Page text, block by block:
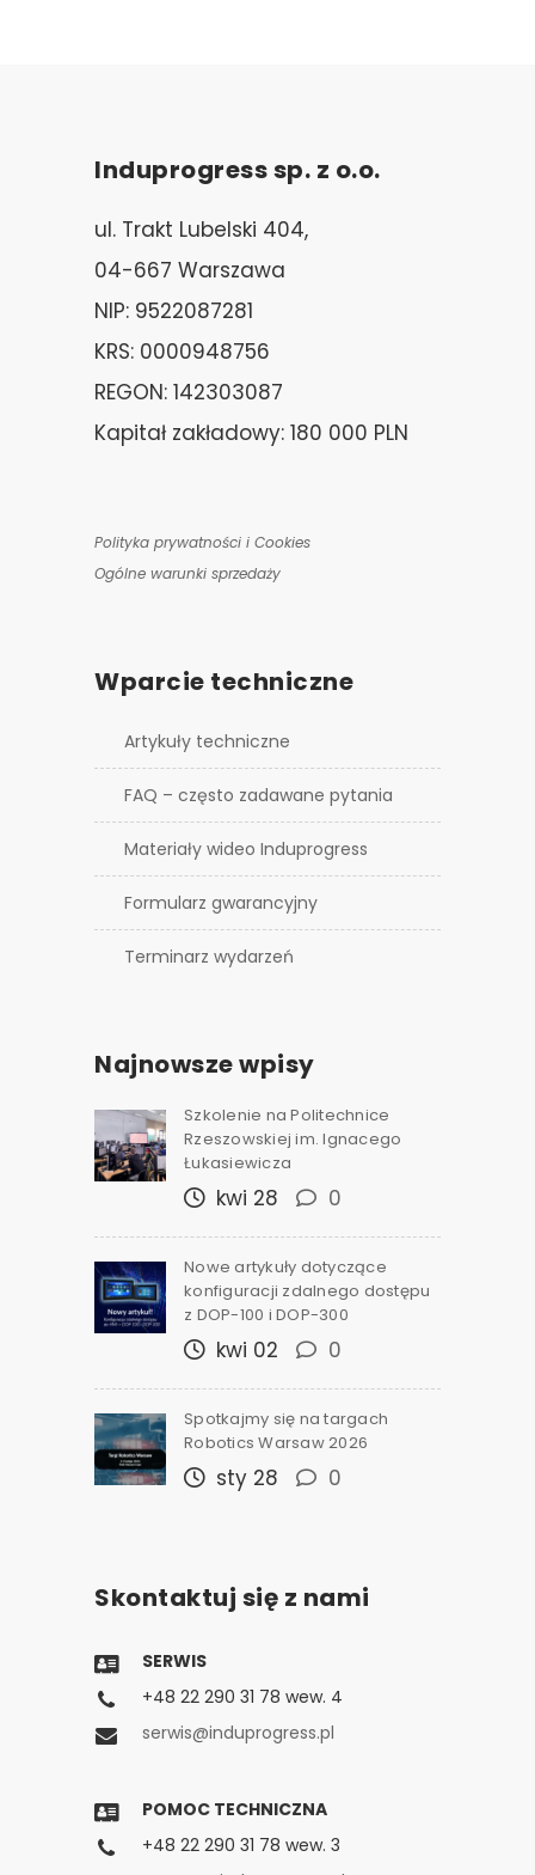
Induprogress sp. z o.o.
ul. Trakt Lubelski 404,
04-667 Warszawa
NIP: 9522087281
KRS: 0000948756
REGON: 142303087
Kapitał zakładowy: 180 000 PLN
Polityka prywatności i Cookies
Ogólne warunki sprzedaży
Wparcie techniczne
Artykuły techniczne
FAQ – często zadawane pytania
Materiały wideo Induprogress
Formularz gwarancyjny
Terminarz wydarzeń
Najnowsze wpisy
Szkolenie na Politechnice
Rzeszowskiej im. Ignacego
Łukasiewicza
kwi 28 0
Nowe artykuły dotyczące
konfiguracji zdalnego dostępu
z DOP-100 i DOP-300
kwi 02 0
Spotkajmy się na targach
Robotics Warsaw 2026
sty 28 0
Skontaktuj się z nami
SERWIS
+48 22 290 31 78 wew. 4
serwis@induprogress.pl
POMOC TECHNICZNA
+48 22 290 31 78 wew. 3